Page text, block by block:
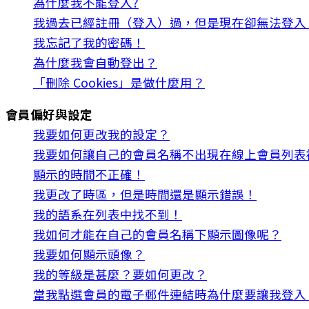
我過去已經註冊（登入）過，但是現在卻無法登入
我忘記了我的密碼！
為什麼我會自動登出？
「刪除 Cookies」是做什麼用？
會員偏好與設定
我要如何更改我的設定？
我要如何讓自己的會員名稱不出現在線上會員列表
顯示的時間不正確！
我更改了時區，但是時間還是顯示錯誤！
我的語系在列表中找不到！
我如何才能在自己的會員名稱下顯示圖像呢？
我要如何顯示頭像？
我的等級是甚麼？要如何更改？
當我點選會員的電子郵件連結時為什麼要讓我登入